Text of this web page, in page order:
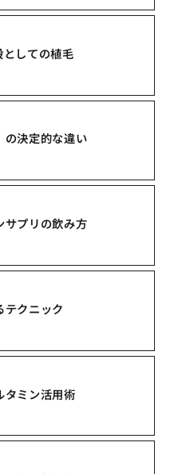
しての植毛
の決定的な違い
サプリの飲み方
クニック
タミン活用術